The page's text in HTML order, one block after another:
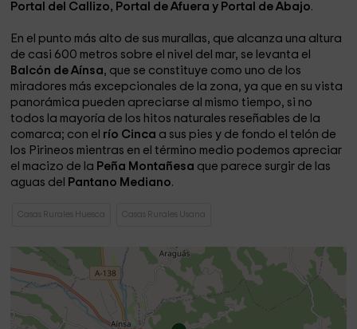
Portal del Callizo, Portal de Afuera y Portal de Abajo.
En el punto más alto de sus murallas, que alcanza una altura
de casi 600 metros sobre el nivel del mar, se levanta el
Balcón de Aínsa, que se constituye como uno de los
miradores más excepcionales de la zona, ya que en su vista
panorámica pueden apreciarse al mismo tiempo, si no
todos la mayoría de los hitos naturales reseñables de la
comarca; con el río Cinca a sus pies y de fondo el telón de
los Pirineos mientras en el término medio podemos apreciar
el macizo de la Peña Montañesa que parece surgir de las
aguas del
Pantano Mediano.
Casas Rurales Huesca Casas Rurales Usana